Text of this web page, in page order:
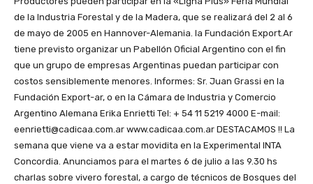
de la Industria Forestal y de la Madera, que se realizará del 2 al 6
de mayo de 2005 en Hannover-Alemania. la Fundación Export.Ar
tiene previsto organizar un Pabellón Oficial Argentino con el fin
que un grupo de empresas Argentinas puedan participar con
costos sensiblemente menores. Informes: Sr. Juan Grassi en la
Fundación Export-ar, o en la Cámara de Industria y Comercio
Argentino Alemana Erika Enrietti Tel: + 54 11 5219 4000 E-mail:
eenrietti@cadicaa.com.ar www.cadicaa.com.ar DESTACAMOS !! La
semana que viene va a estar movidita en la Experimental INTA
Concordia. Anunciamos para el martes 6 de julio a las 9.30 hs
charlas sobre vivero forestal, a cargo de técnicos de Bosques del